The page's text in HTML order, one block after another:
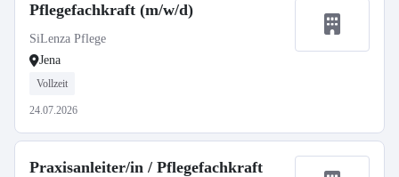
Pflegefachkraft (m/w/d)
SiLenza Pflege
Jena
Vollzeit
24.07.2026
Praxisanleiter/in / Pflegefachkraft